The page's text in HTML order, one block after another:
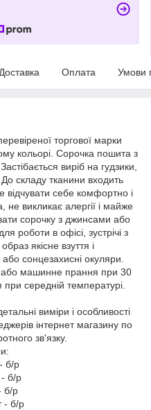
Доставка Оплата Умови
торгової марки
кольорі. Сорочка пошита з
виріб на гудзики,
До складу тканини входить
відчувати себе комфортно і
викликає алергії і майже
сорочку з джинсами або
роботи в офісі, зустрічі з
якісне взуття і
сонцезахисні окуляри.
або машинне прання при 30
середній температурі.
виміри і особливості
інтернет магазину по
зв'язку.
б/р
- б/р
б/р
- б/р